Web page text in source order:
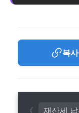
복사
재산세